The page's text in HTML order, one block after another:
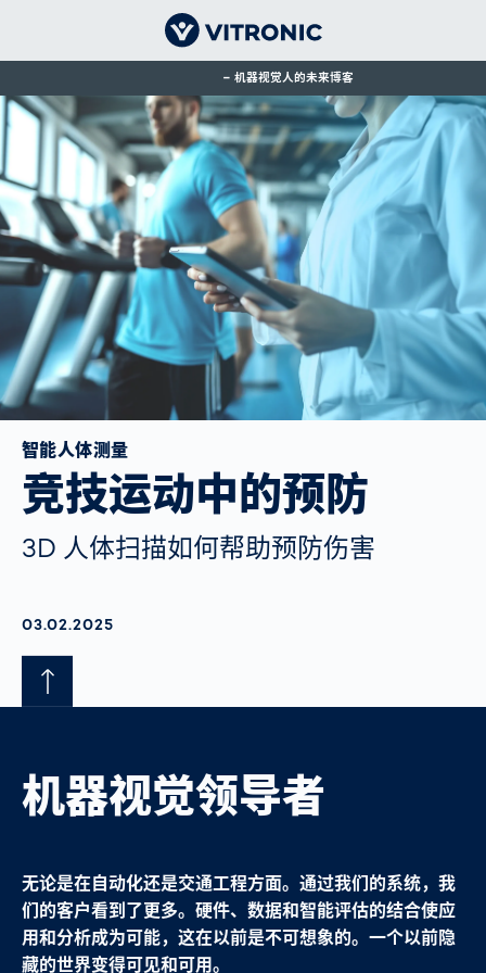
机器视觉人的未来博客
智能人体测量
竞技运动中的预防
3D 人体扫描如何帮助预防伤害
AKTUALISIERT AM:
03.02.2025
机器视觉领导者
无论是在自动化还是交通工程方面。通过我们的系统，我
们的客户看到了更多。硬件、数据和智能评估的结合使应
用和分析成为可能，这在以前是不可想象的。一个以前隐
藏的世界变得可见和可用。